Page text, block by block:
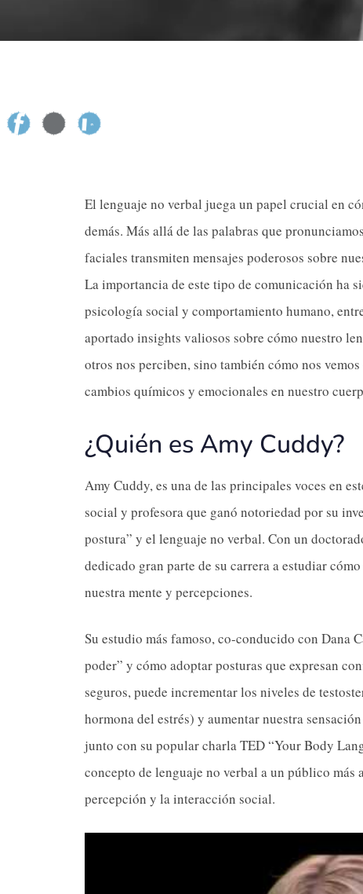
El lenguaje no verbal juega un papel crucial en
demás. Más allá de las palabras que
faciales transmiten mensajes poderosos sobre
La importancia de este tipo de comunicación ha
psicología social y comportamiento humano,
aportado insights valiosos sobre cómo nuestro
otros nos perciben, sino también cómo nos
cambios químicos y emocionales en nuestro
¿Quién es Amy Cuddy?
Amy Cuddy, es una de las principales voces en
social y profesora que ganó notoriedad por su
postura” y el lenguaje no verbal. Con un
dedicado gran parte de su carrera a estudiar
nuestra mente y percepciones.
Su estudio más famoso, co-conducido con Dana
poder” y cómo adoptar posturas que expresan
seguros, puede incrementar los niveles de
hormona del estrés) y aumentar nuestra
junto con su popular charla TED “Your Body
concepto de lenguaje no verbal a un público
percepción y la interacción social.